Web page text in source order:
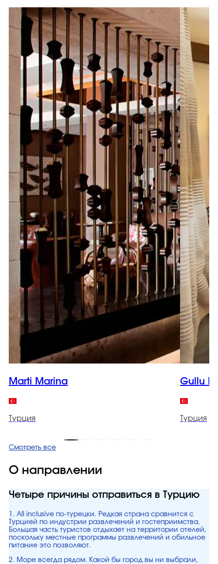
Marti Marina
Турция
Gullu
Турция
Смотреть все
О направлении
Четыре причины отправиться в Турцию
1. All inclusive по-турецки. Редкая страна сравнится с
Турцией по индустрии развлечений и гостеприимства.
Большая часть туристов отдыхает на территории отелей,
поскольку местные программы развлечений и обильное
питание это позволяют.
2. Море всегда рядом. Какой бы город вы ни выбрали,